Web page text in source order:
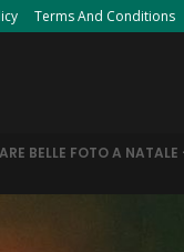
Terms And Conditions
BELLE FOTO A